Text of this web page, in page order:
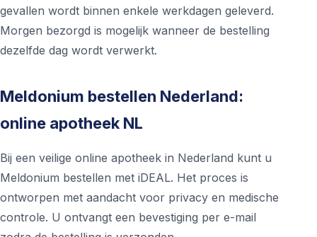
gevallen wordt binnen enkele werkdagen geleverd.
Morgen bezorgd is mogelijk wanneer de bestelling
dezelfde dag wordt verwerkt.
Meldonium bestellen Nederland:
online apotheek NL
Bij een veilige online apotheek in Nederland kunt u
Meldonium bestellen met iDEAL. Het proces is
ontworpen met aandacht voor privacy en medische
controle. U ontvangt een bevestiging per e-mail